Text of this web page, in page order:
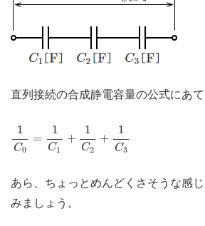
直列接続の合成静電容量の公式にあて
1
C0
=
1
C1
+
1
C2
+
1
C3
C C1 2
あら、ちょっとめんどくさそうな感
みましょう。